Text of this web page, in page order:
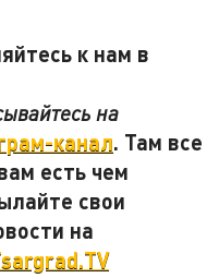
к нам в
на
канал. Там все
есть чем
свои
на